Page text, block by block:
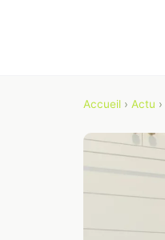
Accueil › Actu ›